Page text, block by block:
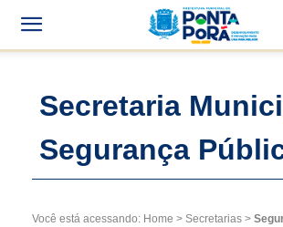
Secretaria
Segurança
Você está acessando: Home > Secretarias >